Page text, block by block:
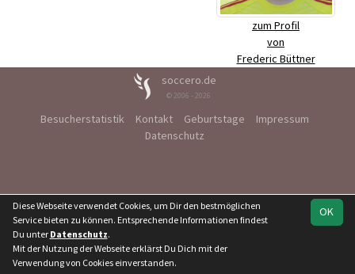
zum Profil
von
Frederic Büttner
soccero.de
© 2006 - 2026
Besucherstatistik Kontakt Geburtstage
Impressum
Datenschutz
OK
Diese Webseite verwendet Cookies, um Dir den bestmöglichen
Service bieten zu können. Entsprechende Informationen findest
Du unter Datenschutz.
Mit der Nutzung der Webseite erklärst Du Dich mit der
Verwendung von Cookies einverstanden.